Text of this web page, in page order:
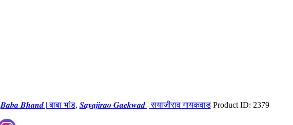
𝑩𝒂𝒃𝒂 𝑩𝒉𝒂𝒏𝒅 | बाबा भांड, 𝑺𝒂𝒚𝒂𝒋𝒊𝒓𝒂𝒐 𝑮𝒂𝒆𝒌𝒘𝒂𝒅 | सयाजीराव गायकवाड Product ID: 2379